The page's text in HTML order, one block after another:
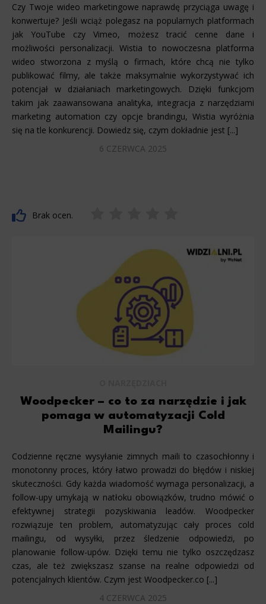
Czy Twoje wideo marketingowe naprawdę przyciąga uwagę i
konwertuje? Jeśli wciąż polegasz na popularnych platformach
jak YouTube czy Vimeo, możesz tracić cenne dane i
możliwości personalizacji. Wistia to nowoczesna platforma
wideo stworzona z myślą o firmach, które chcą nie tylko
publikować filmy, ale także maksymalnie wykorzystywać ich
potencjał w działaniach marketingowych. Dzięki funkcjom
takim jak zaawansowana analityka, integracja z narzędziami
marketing automation czy opcje brandingu, Wistia wyróżnia
się na tle konkurencji. Dowiedz się, czym dokładnie jest [...]
6 CZERWCA 2025
Brak ocen.
Woodpecker – co to za narzędzie i jak
pomaga w automatyzacji Cold
Mailingu?
Codzienne ręczne wysyłanie zimnych maili to czasochłonny i
monotonny proces, który łatwo prowadzi do błędów i niskiej
skuteczności. Gdy każda wiadomość wymaga personalizacji, a
follow-upy umykają w natłoku obowiązków, trudno mówić o
efektywnej strategii pozyskiwania leadów. Woodpecker
rozwiązuje ten problem, automatyzując cały proces cold
mailingu, od wysyłki, przez śledzenie odpowiedzi, po
planowanie follow-upów. Dzięki temu nie tylko oszczędzasz
czas, ale też zwiększasz szanse na realne odpowiedzi od
potencjalnych klientów. Czym jest Woodpecker.co [...]
4 CZERWCA 2025